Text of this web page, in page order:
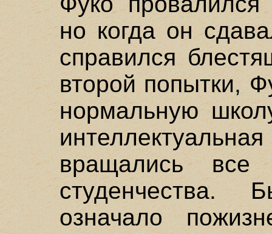
но когда он
справился
второй попытки,
нормальную
вращались все
студенчества.
означало